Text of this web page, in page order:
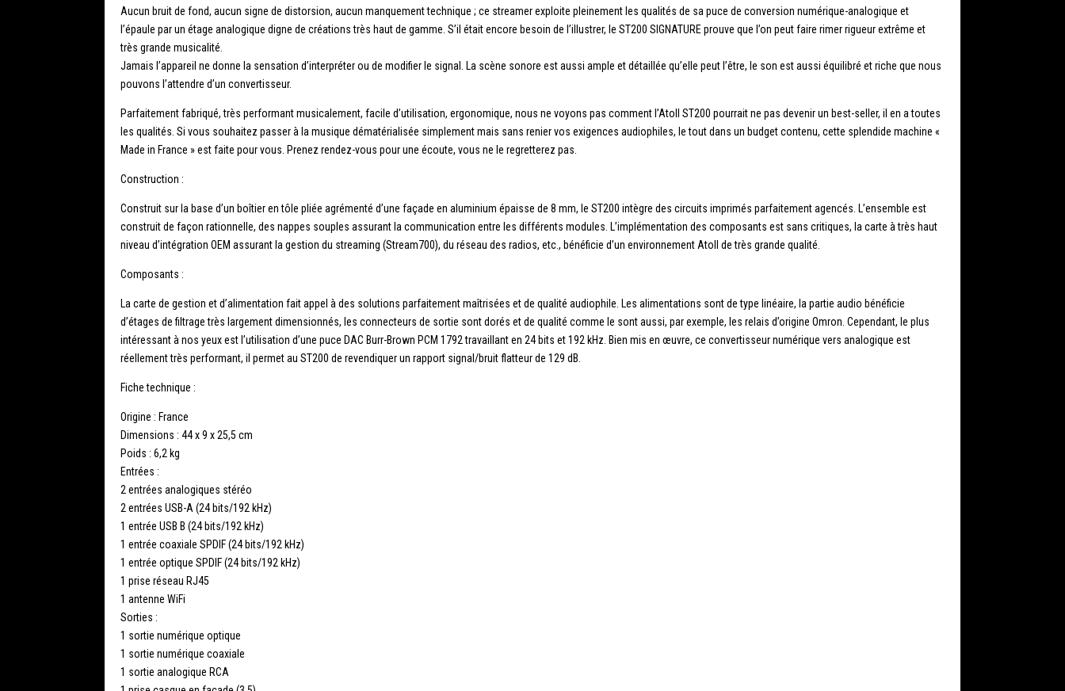
Aucun bruit de fond, aucun signe de distorsion, aucun manquement technique ; ce streamer exploite pleinement les qualités de sa puce de conversion numérique-analogique et
l’épaule par un étage analogique digne de créations très haut de gamme. S’il était encore besoin de l’illustrer, le ST200 SIGNATURE prouve que l’on peut faire rimer rigueur extrême et
très grande musicalité.
Jamais l’appareil ne donne la sensation d’interpréter ou de modifier le signal. La scène sonore est aussi ample et détaillée qu’elle peut l’être, le son est aussi équilibré et riche que nous
pouvons l’attendre d’un convertisseur.
Parfaitement fabriqué, très performant musicalement, facile d’utilisation, ergonomique, nous ne voyons pas comment l’Atoll ST200 pourrait ne pas devenir un best-seller, il en a toutes
les qualités. Si vous souhaitez passer à la musique dématérialisée simplement mais sans renier vos exigences audiophiles, le tout dans un budget contenu, cette splendide machine «
Made in France » est faite pour vous. Prenez rendez-vous pour une écoute, vous ne le regretterez pas.
Construction :
Construit sur la base d’un boîtier en tôle pliée agrémenté d’une façade en aluminium épaisse de 8 mm, le ST200 intègre des circuits imprimés parfaitement agencés. L’ensemble est
construit de façon rationnelle, des nappes souples assurant la communication entre les différents modules. L’implémentation des composants est sans critiques, la carte à très haut
niveau d’intégration OEM assurant la gestion du streaming (Stream700), du réseau des radios, etc., bénéficie d’un environnement Atoll de très grande qualité.
Composants :
La carte de gestion et d’alimentation fait appel à des solutions parfaitement maîtrisées et de qualité audiophile. Les alimentations sont de type linéaire, la partie audio bénéficie
d’étages de filtrage très largement dimensionnés, les connecteurs de sortie sont dorés et de qualité comme le sont aussi, par exemple, les relais d’origine Omron. Cependant, le plus
intéressant à nos yeux est l’utilisation d’une puce DAC Burr-Brown PCM 1792 travaillant en 24 bits et 192 kHz. Bien mis en œuvre, ce convertisseur numérique vers analogique est
réellement très performant, il permet au ST200 de revendiquer un rapport signal/bruit flatteur de 129 dB.
Fiche technique :
Origine : France
Dimensions : 44 x 9 x 25,5 cm
Poids : 6,2 kg
Entrées :
2 entrées analogiques stéréo
2 entrées USB-A (24 bits/192 kHz)
1 entrée USB B (24 bits/192 kHz)
1 entrée coaxiale SPDIF (24 bits/192 kHz)
1 entrée optique SPDIF (24 bits/192 kHz)
1 prise réseau RJ45
1 antenne WiFi
Sorties :
1 sortie numérique optique
1 sortie numérique coaxiale
1 sortie analogique RCA